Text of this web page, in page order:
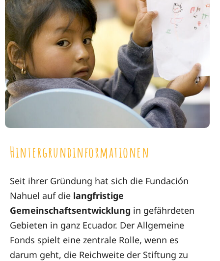
Hintergrundinformationen
Seit ihrer Gründung hat sich die Fundación
Nahuel auf die langfristige
Gemeinschaftsentwicklung in gefährdeten
Gebieten in ganz Ecuador. Der Allgemeine
Fonds spielt eine zentrale Rolle, wenn es
darum geht, die Reichweite der Stiftung zu